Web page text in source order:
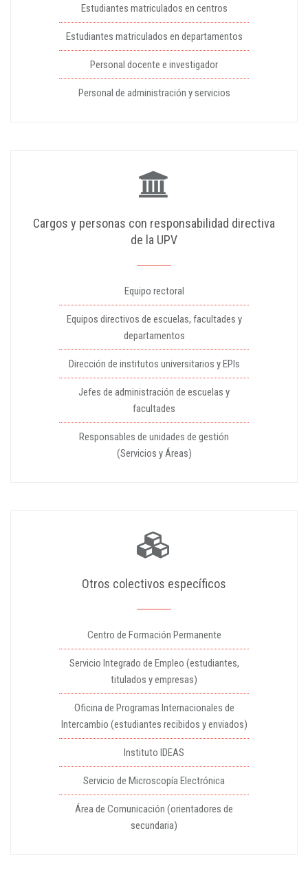
Estudiantes matriculados en centros
Estudiantes matriculados en departamentos
Personal docente e investigador
Personal de administración y servicios
Cargos y personas con responsabilidad directiva
de la UPV
Equipo rectoral
Equipos directivos de escuelas, facultades y
departamentos
Dirección de institutos universitarios y EPIs
Jefes de administración de escuelas y
facultades
Responsables de unidades de gestión
(Servicios y Áreas)
Otros colectivos específicos
Centro de Formación Permanente
Servicio Integrado de Empleo (estudiantes,
titulados y empresas)
Oficina de Programas Internacionales de
Intercambio (estudiantes recibidos y enviados)
Instituto IDEAS
Servicio de Microscopía Electrónica
Área de Comunicación (orientadores de
secundaria)